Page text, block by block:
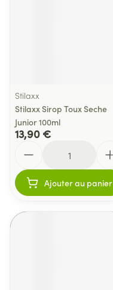
Stilaxx
Stilaxx Sirop Toux Seche
Junior 100ml
13,90 €
Ajouter au panier